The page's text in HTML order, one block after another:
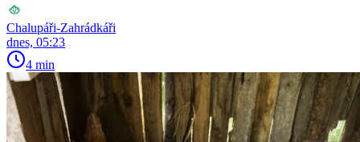
Chalupáři-Zahrádkáři
dnes, 05:23
4 min